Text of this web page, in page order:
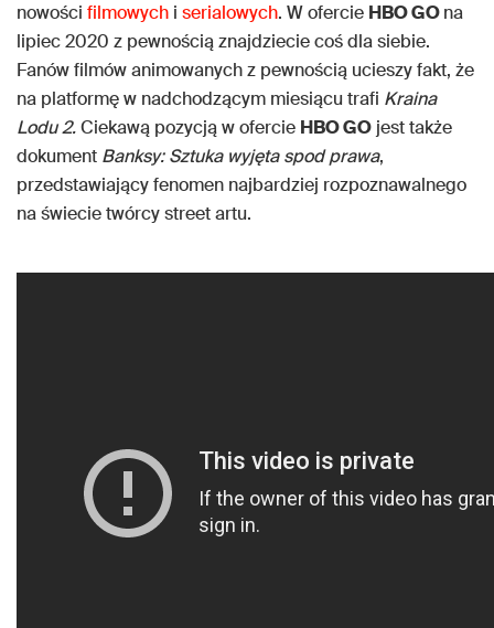
nowości filmowych i serialowych. W ofercie HBO GOna
lipiec 2020 z pewnością znajdziecie coś dla siebie.
Fanów filmów animowanych z pewnością ucieszy fakt, że
na platformę w nadchodzącym miesiącu trafi Kraina
Lodu 2.Ciekawą pozycją w ofercie HBO GO jest także
dokument Banksy: Sztuka wyjęta spod prawa,
przedstawiający fenomen najbardziej rozpoznawalnego
na świecie twórcy street artu.